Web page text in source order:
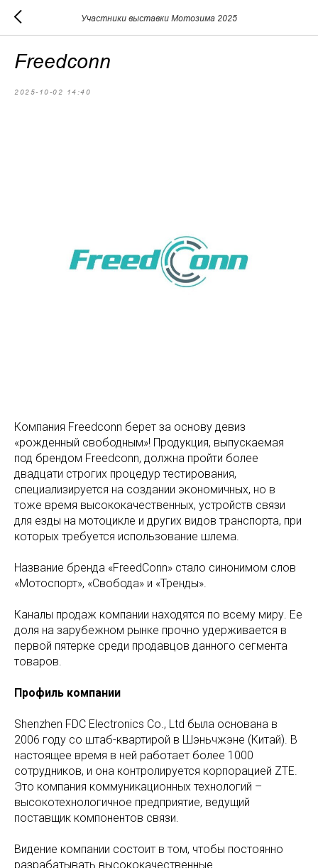
Участники выставки Мотозима 2025
Freedconn
2025-10-02 14:40
Компания Freedconn берет за основу девиз
«рожденный свободным»! Продукция, выпускаемая
под брендом Freedconn, должна пройти более
двадцати строгих процедур тестирования,
специализируется на создании экономичных, но в
тоже время высококачественных, устройств связи
для езды на мотоцикле и других видов транспорта, при
которых требуется использование шлема.
Название бренда «FreedConn» стало синонимом слов
«Мотоспорт», «Свобода» и «Тренды».
Каналы продаж компании находятся по всему миру. Ее
доля на зарубежном рынке прочно удерживается в
первой пятерке среди продавцов данного сегмента
товаров.
Профиль компании
Shenzhen FDC Electronics Co., Ltd была основана в
2006 году со штаб-квартирой в Шэньчжэне (Китай). В
настоящее время в ней работает более 1000
сотрудников, и она контролируется корпорацией ZTE.
Это компания коммуникационных технологий –
высокотехнологичное предприятие, ведущий
поставщик компонентов связи.
Видение компании состоит в том, чтобы постоянно
разрабатывать высококачественные